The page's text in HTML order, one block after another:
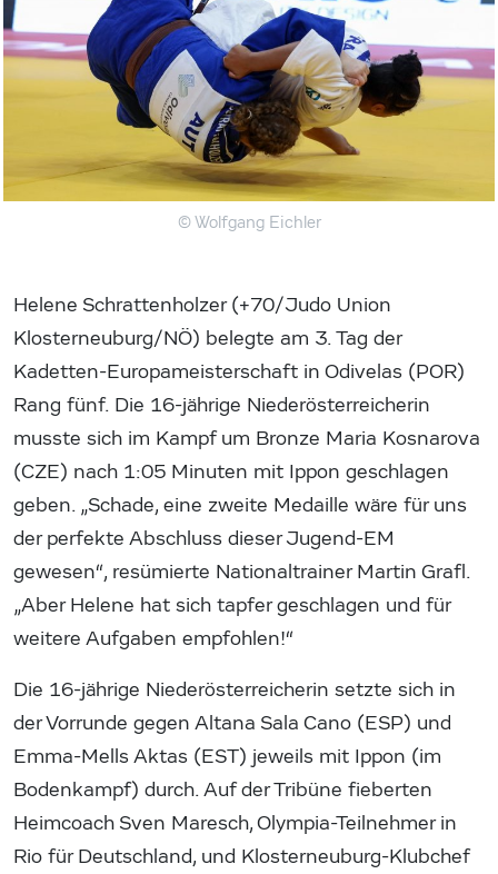
© Wolfgang Eichler
Helene Schrattenholzer (+70/Judo Union
Klosterneuburg/NÖ) belegte am 3. Tag der
Kadetten-Europameisterschaft in Odivelas (POR)
Rang fünf. Die 16-jährige Niederösterreicherin
musste sich im Kampf um Bronze Maria Kosnarova
(CZE) nach 1:05 Minuten mit Ippon geschlagen
geben. „Schade, eine zweite Medaille wäre für uns
der perfekte Abschluss dieser Jugend-EM
gewesen“, resümierte Nationaltrainer Martin Grafl.
„Aber Helene hat sich tapfer geschlagen und für
weitere Aufgaben empfohlen!“
Die 16-jährige Niederösterreicherin setzte sich in
der Vorrunde gegen Altana Sala Cano (ESP) und
Emma-Mells Aktas (EST) jeweils mit Ippon (im
Bodenkampf) durch. Auf der Tribüne fieberten
Heimcoach Sven Maresch, Olympia-Teilnehmer in
Rio für Deutschland, und Klosterneuburg-Klubchef